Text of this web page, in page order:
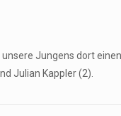
Jungens dort
Julian Kappler (2).